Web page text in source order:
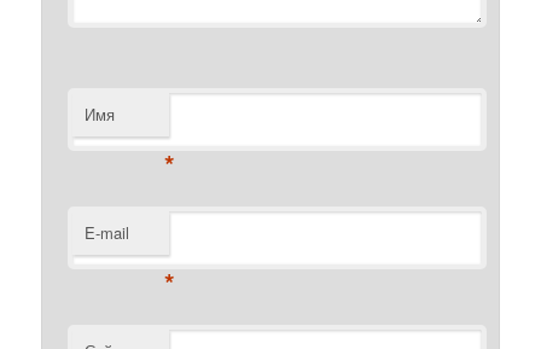
Имя
*
E-mail
*